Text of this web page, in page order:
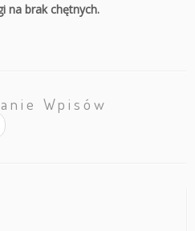
na brak chętnych.
Wpisów